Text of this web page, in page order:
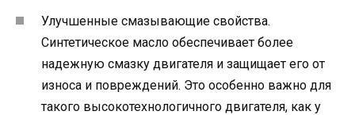
Улучшенные смазывающие свойства.
Синтетическое масло обеспечивает более
надежную смазку двигателя и защищает его от
износа и повреждений. Это особенно важно для
такого высокотехнологичного двигателя, как у